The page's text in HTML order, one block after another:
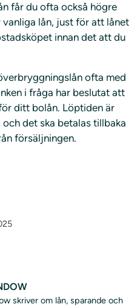
får du ofta också högre
lån, just för att lånet
innan det att du
ofta med
i fråga har beslutat att
ditt bolån. Löptiden är
det ska betalas tillbaka
försäljningen.
skriver om lån, sparande och